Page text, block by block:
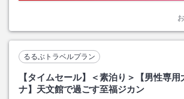
るるぶトラベルプラン
【タイムセール】＜素泊り＞【男性専
ナ】天文館で過ごす至福ジカン